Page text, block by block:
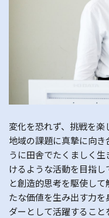
変化を恐れず、挑戦を楽
地域の課題に真摯に向
うに田舎でたくましく
けるような活動を目指
と創造的思考を駆使し
たな価値を生み出す力
ダーとして活躍するこ